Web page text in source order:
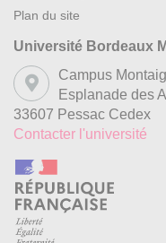
Plan du site
Université Bordeaux
Campus
Esplanade des
33607 Pessac Cedex
Contacter l'université